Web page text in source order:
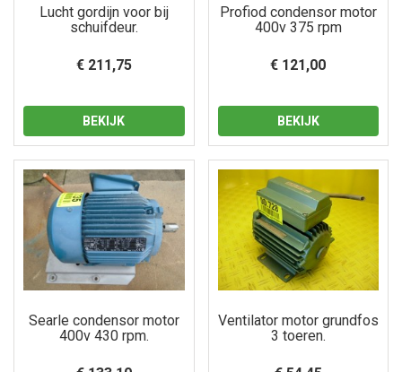
Lucht gordijn voor bij
schuifdeur.
€ 211,75
BEKIJK
Profiod condensor motor
400v 375 rpm
€ 121,00
BEKIJK
Searle condensor motor
400v 430 rpm.
Ventilator motor grundfos
3 toeren.